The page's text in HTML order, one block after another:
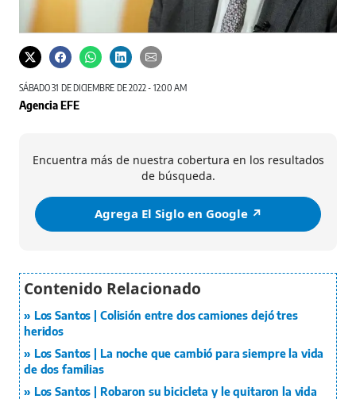
SÁBADO 31 DE DICIEMBRE DE 2022 - 12:00 AM
Agencia EFE
Encuentra más de nuestra cobertura en los resultados
de búsqueda.
Agrega El Siglo en Google ↗️
Los Santos | Colisión entre dos camiones dejó tres
heridos
Los Santos | La noche que cambió para siempre la vida
de dos familias
Los Santos | Robaron su bicicleta y le quitaron la vida